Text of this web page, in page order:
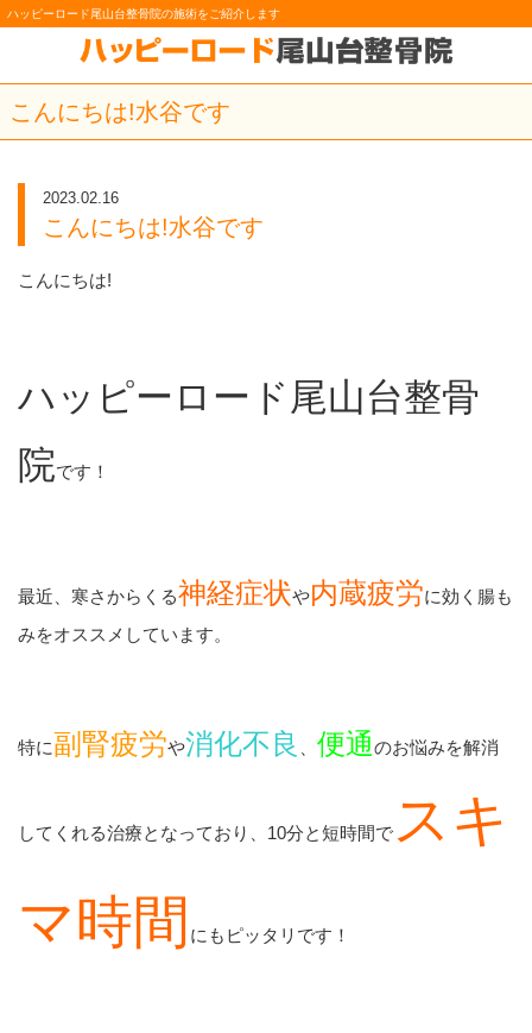
ハッピーロード尾山台整骨院の施術をご紹介します
こんにちは!水谷です
2023.02.16
こんにちは!水谷です
こんにちは!
ハッピーロード尾山台整骨
院です！
最近、寒さからくる神経症状や内蔵疲労に効く腸も
みをオススメしています。
特に副腎疲労や消化不良 便通のお悩みを解消
してくれる治療となっており、10分と短時間で スキ
マ時間 にもピッタリです！